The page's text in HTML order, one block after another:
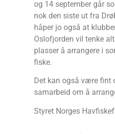
og 14 september går
nok den siste ut fra
håper jo også at
Oslofjorden vil tenke
plasser å arrangere i
fiske.
Det kan også være fint
samarbeid om å
Styret Norges